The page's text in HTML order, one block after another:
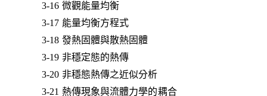
3-16 微觀能量均衡
3-17 能量均衡方程式
3-18 發熱固體與散熱固體
3-19 非穩定態的熱傳
3-20 非穩態熱傳之近似分析
3-21 熱傳現象與流體力學的耦合